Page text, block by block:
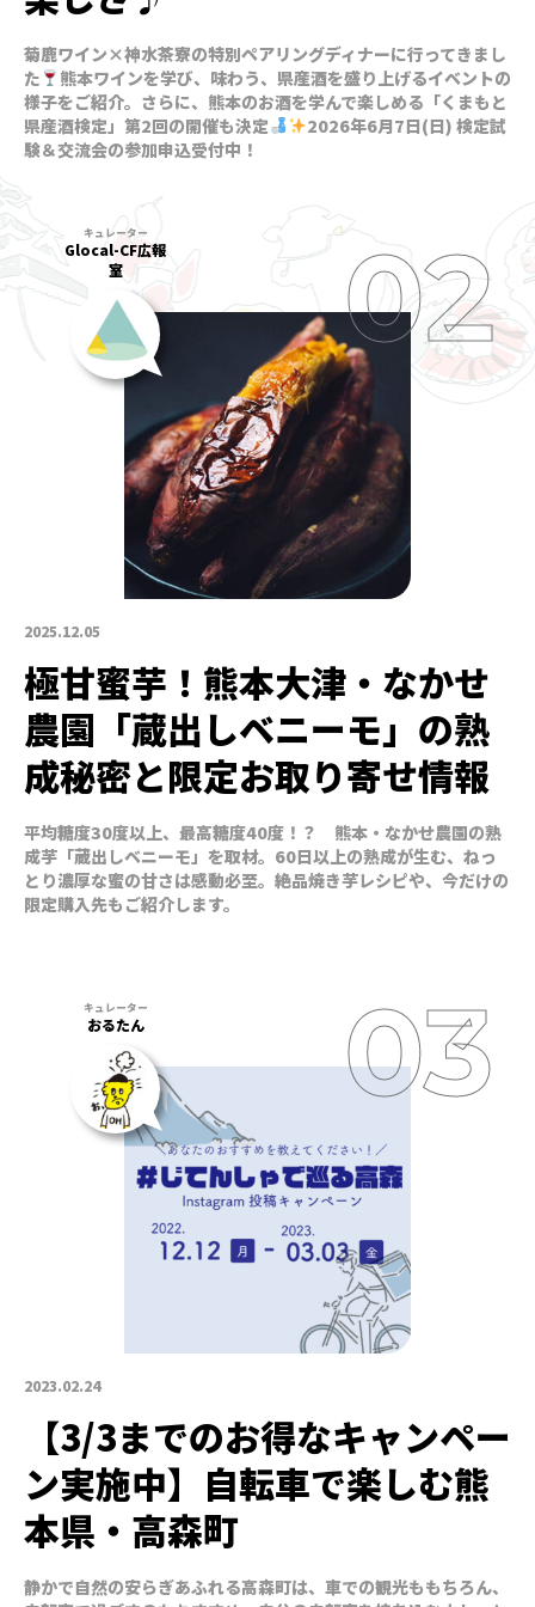
菊鹿ワイン×神水茶寮の特別ペアリングディナーに行ってきまし
た
熊本ワインを学び、味わう、県産酒を盛り上げるイベントの
様子をご紹介。さらに、熊本のお酒を学んで楽しめる「くまもと
県産酒検定」第2回の開催も決定
2026年6月7日(日) 検定試
験＆交流会の参加申込受付中！
2025.12.05
Glocal-CF広報
室
極甘蜜芋！熊本大津・なかせ
農園「蔵出しベニーモ」の熟
成秘密と限定お取り寄せ情報
平均糖度30度以上、最高糖度40度！？ 熊本・なかせ農園の熟
成芋「蔵出しベニーモ」を取材。60日以上の熟成が生む、ねっ
とり濃厚な蜜の甘さは感動必至。絶品焼き芋レシピや、今だけの
限定購入先もご紹介します。
2023.02.24
おるたん
【3/3までのお得なキャンペー
ン実施中】自転車で楽しむ熊
本県・高森町
静かで自然の安らぎあふれる高森町は、車での観光ももちろん、